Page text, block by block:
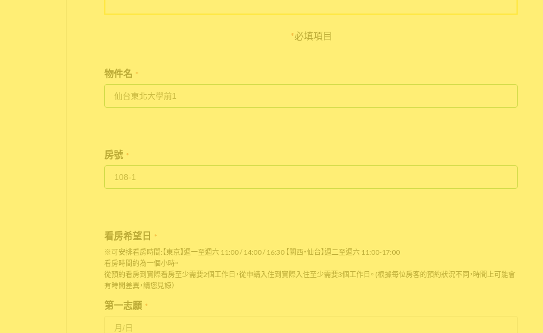
*必填項目
物件名 *
房號 *
看房希望日
*
※可安排看房時間:【東京】週一至週六 11:00 / 14:00 / 16:30 【關西・仙台】週二至週六 11:00-17:00
看房時間約為一個小時。
從預約看房到實際看房至少需要2個工作日，從申請入住到實際入住至少需要3個工作日。 (根據每位房客的預約狀況不同，時間上可能會
有時間差異，請您見諒）
第一志願 *